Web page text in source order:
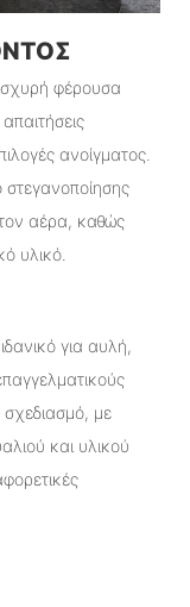
φέρουσα
ανοίγματος.
στεγανοποίησης
αέρα, καθώς
υλικό.
για αυλή,
με
και υλικού